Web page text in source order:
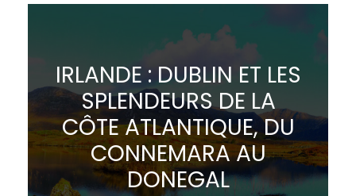
IRLANDE : DUBLIN ET LES
SPLENDEURS DE LA
CÔTE ATLANTIQUE, DU
CONNEMARA AU
DONEGAL